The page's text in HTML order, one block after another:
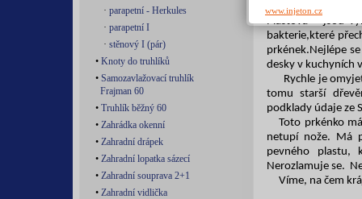
· parapetní - Herkules
· parapetní I
· stěnový I (pár)
• Knoty do truhlíků
• Samozavlažovací truhlík
Frajman 60
• Truhlík běžný 60
• Zahrádka okenní
• Zahradní drápek
• Zahradní lopatka sázecí
• Zahradní souprava 2+1
• Zahradní vidlička
Prkénko
Plastová jsou
bakterie,které
prkének.Nejlépe
desky v kuchyních
Rychle je
tomu starší
podklady údaje ze
Toto prkénko
netupí nože. Má
pevného plastu,
Nerozlamuje se.
Víme, na čem
www.injeton.cz